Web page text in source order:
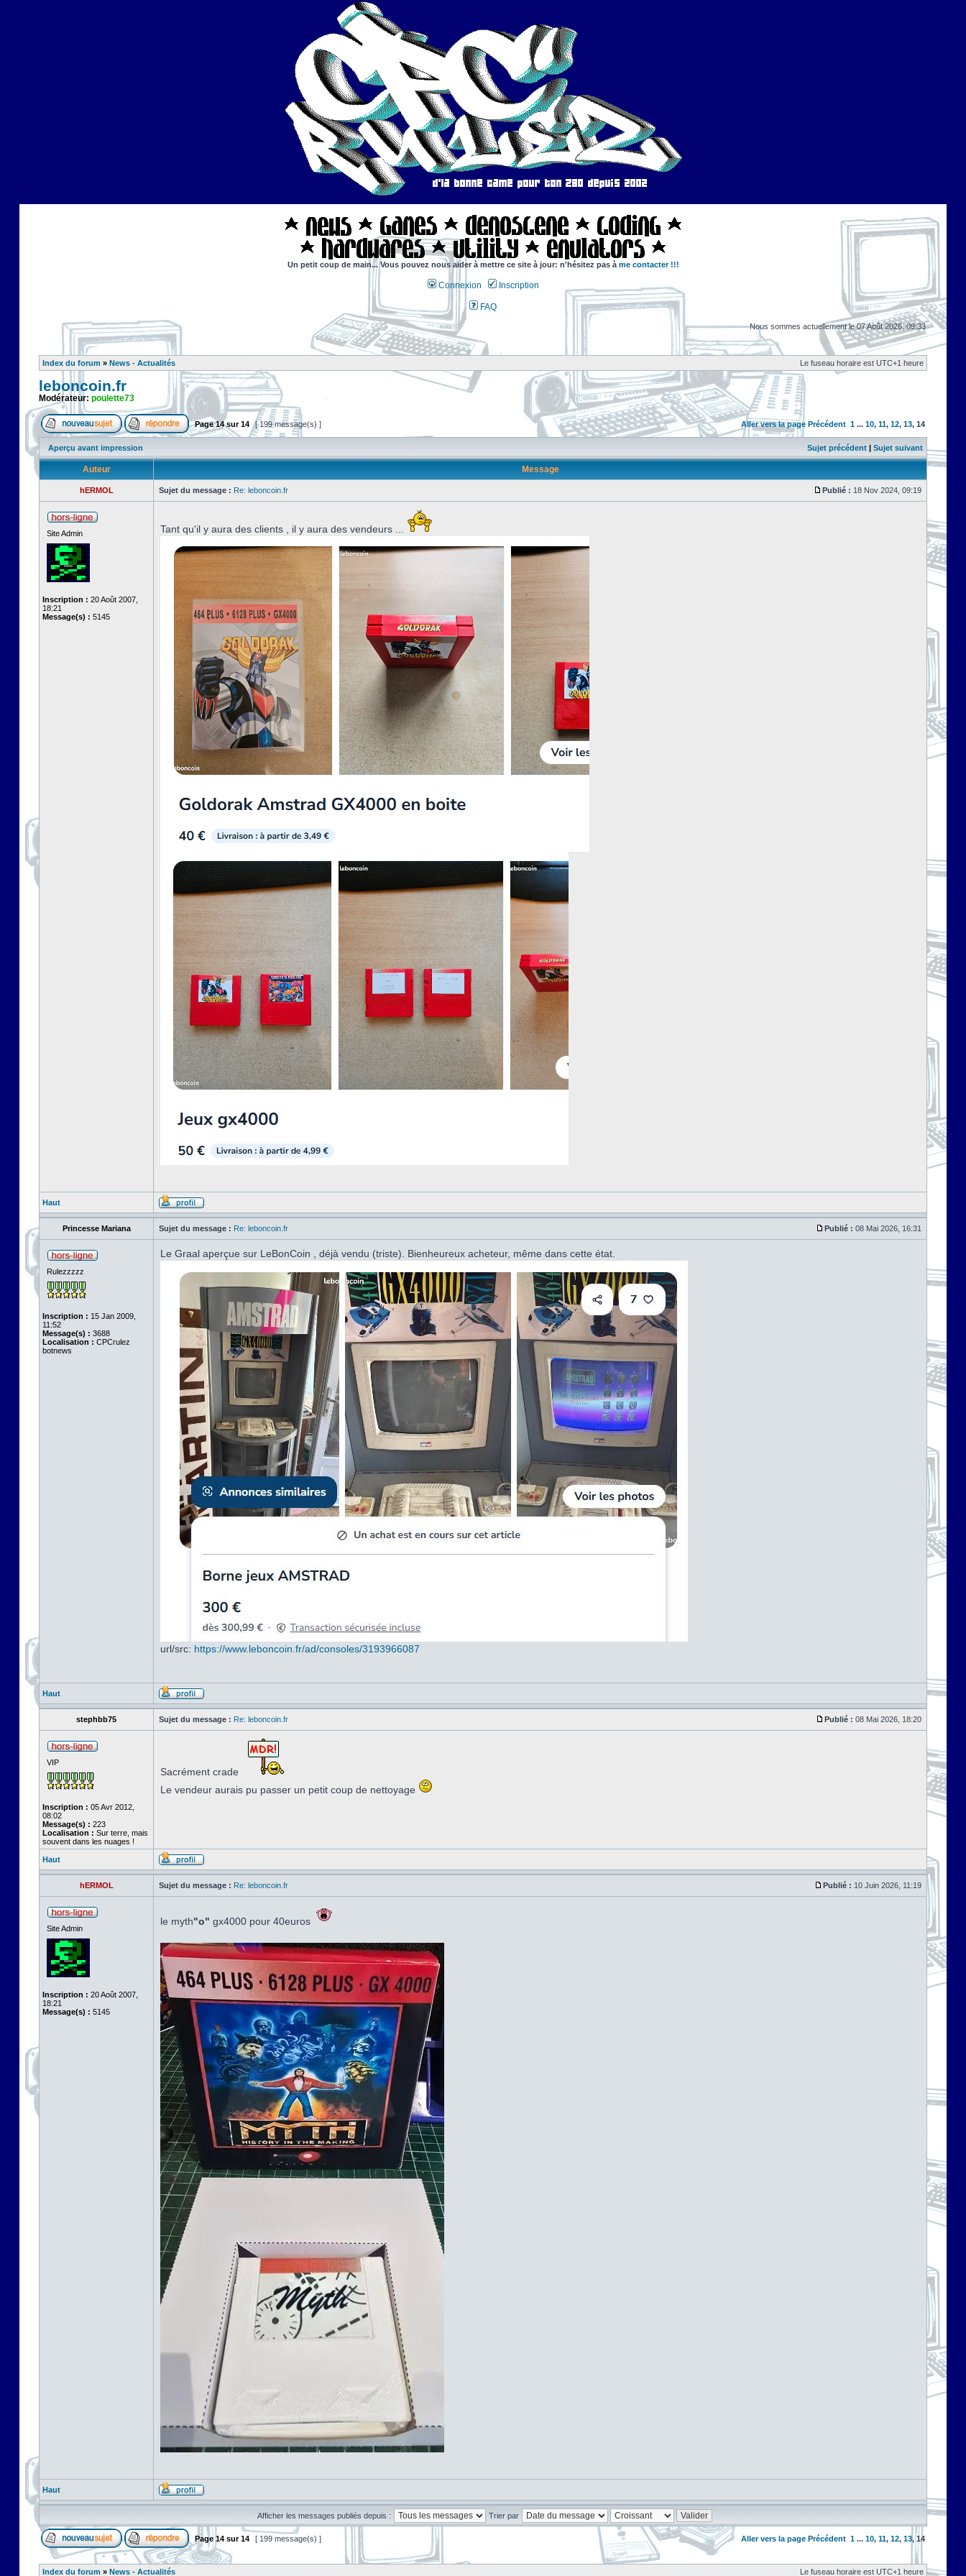
Un petit coup de main... Vous pouvez nous aider à mettre ce site à jour: n'hésitez pas à me contacter !!!
Connexion Inscription
FAQ
Nous sommes actuellement le 07 Août 2026, 09:33
Index du forum » News - Actualités Le fuseau horaire est UTC+1 heure
leboncoin.fr
Modérateur: poulette73
Page14sur14 [ 199 message(s) ] Aller vers la page Précédent 1 ... 10, 11, 12, 13, 14
Aperçu avant impression Sujet précédent | Sujet suivant
Auteur Message
hERMOL Sujet du message : Re: leboncoin.fr Publié : 18 Nov 2024, 09:19
Site Admin
Inscription : 20 Août 2007,
18:21
Message(s) : 5145
Tant qu'il y aura des clients , il y aura des vendeurs ...
Haut
Princesse Mariana Sujet du message : Re: leboncoin.fr Publié : 08 Mai 2026, 16:31
Rulezzzzz
Inscription : 15 Jan 2009,
11:52
Message(s) : 3688
Localisation : CPCrulez
botnews
Le Graal aperçue sur LeBonCoin , déjà vendu (triste). Bienheureux acheteur, même dans cette état.
url/src: https://www.leboncoin.fr/ad/consoles/3193966087
Haut
stephbb75 Sujet du message : Re: leboncoin.fr Publié : 08 Mai 2026, 18:20
VIP
Inscription : 05 Avr 2012,
08:02
Message(s) : 223
Localisation : Sur terre, mais
souvent dans les nuages !
Sacrément crade
Le vendeur aurais pu passer un petit coup de nettoyage
Haut
hERMOL Sujet du message : Re: leboncoin.fr Publié : 10 Juin 2026, 11:19
Site Admin
Inscription : 20 Août 2007,
18:21
Message(s) : 5145
le myth"o" gx4000 pour 40euros
Haut
Afficher les messages publiés depuis : Trier par
Page 14 sur14 [ 199 message(s) ] Aller vers la page Précédent 1 ... 10, 11, 12, 13, 14
Index du forum » News - Actualités Le fuseau horaire est UTC+1 heure